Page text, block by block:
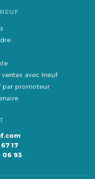
avec Ineuf
par promoteur
17
06 93